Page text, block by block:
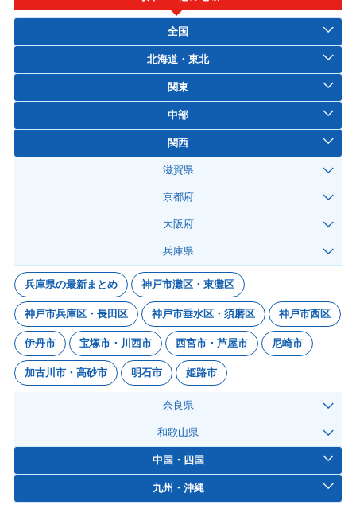
全国
北海道・東北
関東
中部
関西
滋賀県
京都府
大阪府
兵庫県
兵庫県の最新まとめ 神戸市灘区・東灘区
神戸市兵庫区・長田区 神戸市垂水区・須磨区 神戸市西区
伊丹市 宝塚市・川西市 西宮市・芦屋市 尼崎市
加古川市・高砂市 明石市 姫路市
奈良県
和歌山県
中国・四国
九州・沖縄